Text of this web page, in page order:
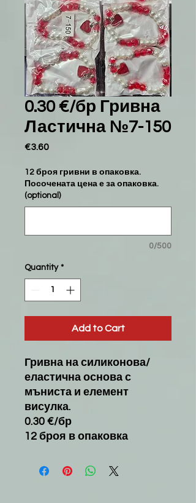
0.30 €/бр Гривна
Ластична №7-150
€3.60Price
12 броя гривни в опаковка.
Посочената цена е за опаковка.
(optional)
0/500
Quantity *
Add to Cart
Гривна на силиконова/
еластична основа с
мъниста и елемент
висулка.
0.30 €/бр
12 броя в опаковка